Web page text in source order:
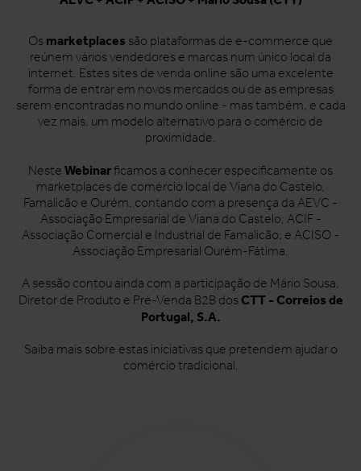
Os marketplaces são plataformas de e-commerce que
reúnem vários vendedores e marcas num único local da
internet. Estes sites de venda online são uma excelente
forma de entrar em novos mercados ou de as empresas
serem encontradas no mundo online - mas também, e cada
vez mais, um modelo alternativo para o comércio de
proximidade.
Neste Webinarficamos a conhecer especificamente os
marketplaces de comércio local de Viana do Castelo,
Famalicão e Ourém, contando com a presença da AEVC -
Associação Empresarial de Viana do Castelo; ACIF -
Associação Comercial e Industrial de Famalicão; e ACISO -
Associação Empresarial Ourém-Fátima.
A sessão contou ainda com a participação de Mário Sousa,
Diretor de Produto e Pré-Venda B2B dos CTT - Correios de
Portugal, S.A.
Saiba mais sobre estas iniciativas que pretendem ajudar o
comércio tradicional.